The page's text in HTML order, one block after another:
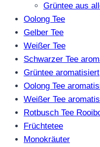
Grüntee aus
Oolong Tee
Gelber Tee
Weißer Tee
Schwarzer Tee
Grüntee aromatisiert
Oolong Tee
Weißer Tee
Rotbusch Tee
Früchtetee
Monokräuter